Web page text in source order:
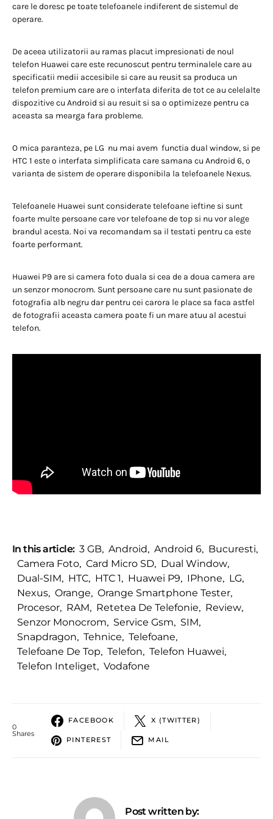
care le doresc pe toate telefoanele indiferent de sistemul de
operare.
De aceea utilizatorii au ramas placut impresionati de noul
telefon Huawei care este recunoscut pentru terminalele care au
specificatii medii accesibile si care au reusit sa produca un
telefon premium care are o interfata diferita de tot ce au celelalte
dispozitive cu Android si au resuit si sa o optimizeze pentru ca
aceasta sa mearga fara probleme.
O mica paranteza, pe LG nu mai avem functia dual window, si pe
HTC 1 este o interfata simplificata care samana cu Android 6, o
varianta de sistem de operare disponibila la telefoanele Nexus.
Telefoanele Huawei sunt considerate telefoane ieftine si sunt
foarte multe persoane care vor telefoane de top si nu vor alege
brandul acesta. Noi va recomandam sa il testati pentru ca este
foarte performant.
Huawei P9 are si camera foto duala si cea de a doua camera are
un senzor monocrom. Sunt persoane care nu sunt pasionate de
fotografia alb negru dar pentru cei carora le place sa faca astfel
de fotografii aceasta camera poate fi un mare atuu al acestui
telefon.
In this article: 3 GB, Android, Android 6, Bucuresti,
Camera Foto, Card Micro SD, Dual Window,
Dual-SIM, HTC, HTC 1, Huawei P9, IPhone, LG,
Nexus, Orange, Orange Smartphone Tester,
Procesor, RAM, Retetea De Telefonie, Review,
Senzor Monocrom, Service Gsm, SIM,
Snapdragon, Tehnice, Telefoane,
Telefoane De Top, Telefon, Telefon Huawei,
Telefon Inteliget, Vodafone
0
Shares
FACEBOOK X (TWITTER)
PINTEREST MAIL
Post written by: